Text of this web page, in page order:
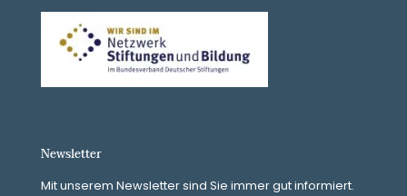
Newsletter
Mit unserem Newsletter sind Sie immer gut informiert.